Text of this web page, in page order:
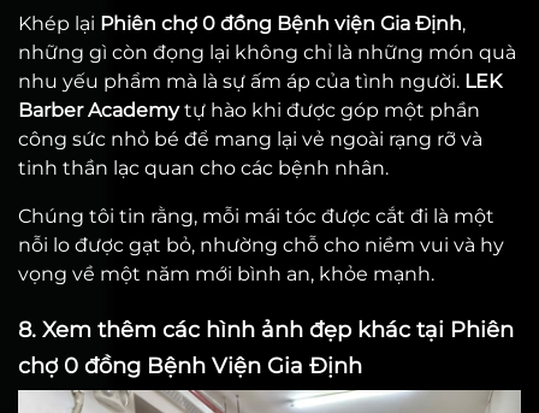
Khép lại Phiên chợ 0 đồng Bệnh viện Gia Định,
những gì còn đọng lại không chỉ là những món quà
nhu yếu phẩm mà là sự ấm áp của tình người. LEK
Barber Academytự hào khi được góp một phần
công sức nhỏ bé để mang lại vẻ ngoài rạng rỡ và
tinh thần lạc quan cho các bệnh nhân.
Chúng tôi tin rằng, mỗi mái tóc được cắt đi là một
nỗi lo được gạt bỏ, nhường chỗ cho niềm vui và hy
vọng về một năm mới bình an, khỏe mạnh.
8. Xem thêm các hình ảnh đẹp khác tại Phiên
chợ 0 đồng Bệnh Viện Gia Định